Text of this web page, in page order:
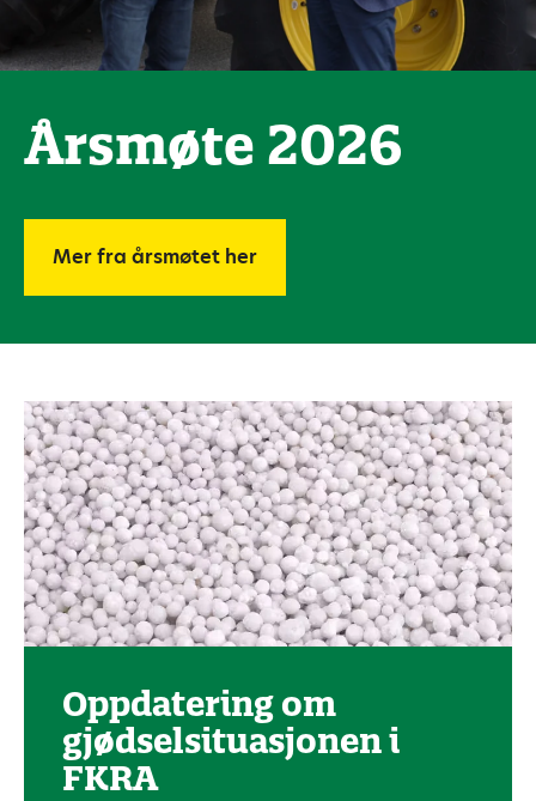
Årsmøte 2026
Mer fra årsmøtet her
Oppdatering om
gjødselsituasjonen i
FKRA